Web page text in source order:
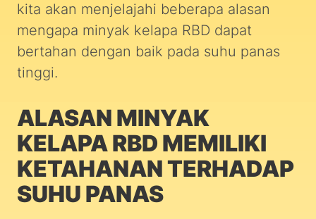
kita akan menjelajahi beberapa alasan
mengapa minyak kelapa RBD dapat
bertahan dengan baik pada suhu panas
tinggi.
ALASAN MINYAK
KELAPA RBD MEMILIKI
KETAHANAN TERHADAP
SUHU PANAS